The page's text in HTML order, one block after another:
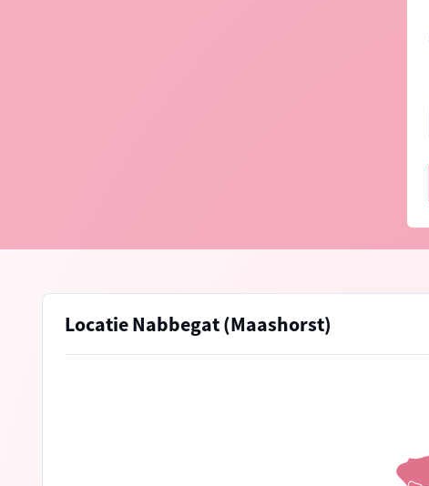
Locatie Nabbegat (Maashorst)